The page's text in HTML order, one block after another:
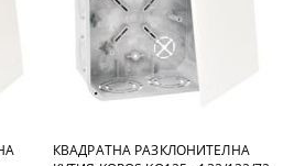
КВАДРАТНА РАЗКЛОНИТЕЛНА